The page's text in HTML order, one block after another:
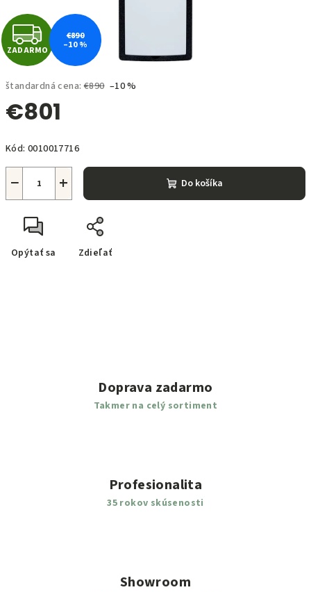
štandardná cena: €890 –10 %
€801
cena:
Kód: 0010017716
+
− Do košíka
Opýtať sa Zdieľať
Z
A
D
A
R
M
O
ZADARMO
€890
–10 %
Doprava zadarmo
Takmer na celý sortiment
Profesionalita
35 rokov skúsenosti
Showroom